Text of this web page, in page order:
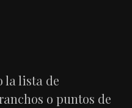
la lista de
o puntos de